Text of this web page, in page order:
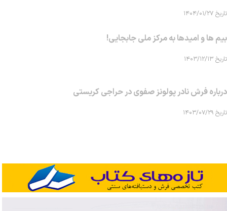
تاریخ ۱۴۰۴/۰۱/۲۷
بیم ها و امیدها به مرکز ملی جابجایی!
تاریخ ۱۴۰۳/۱۲/۱۳
درباره فرش نادر پولونز صفوی در حراجی کریستی
تاریخ ۱۴۰۳/۰۷/۲۹